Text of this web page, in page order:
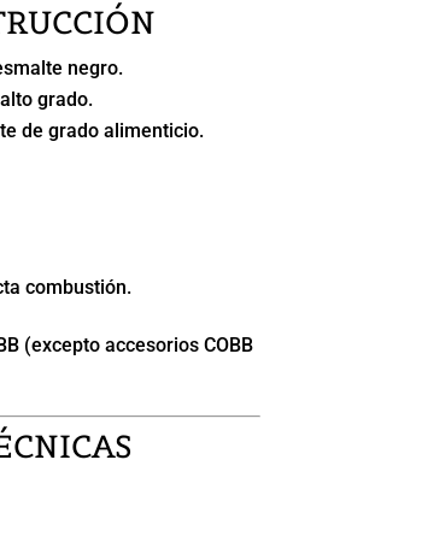
negro.
grado.
de grado alimenticio.
combustión.
(excepto accesorios COBB